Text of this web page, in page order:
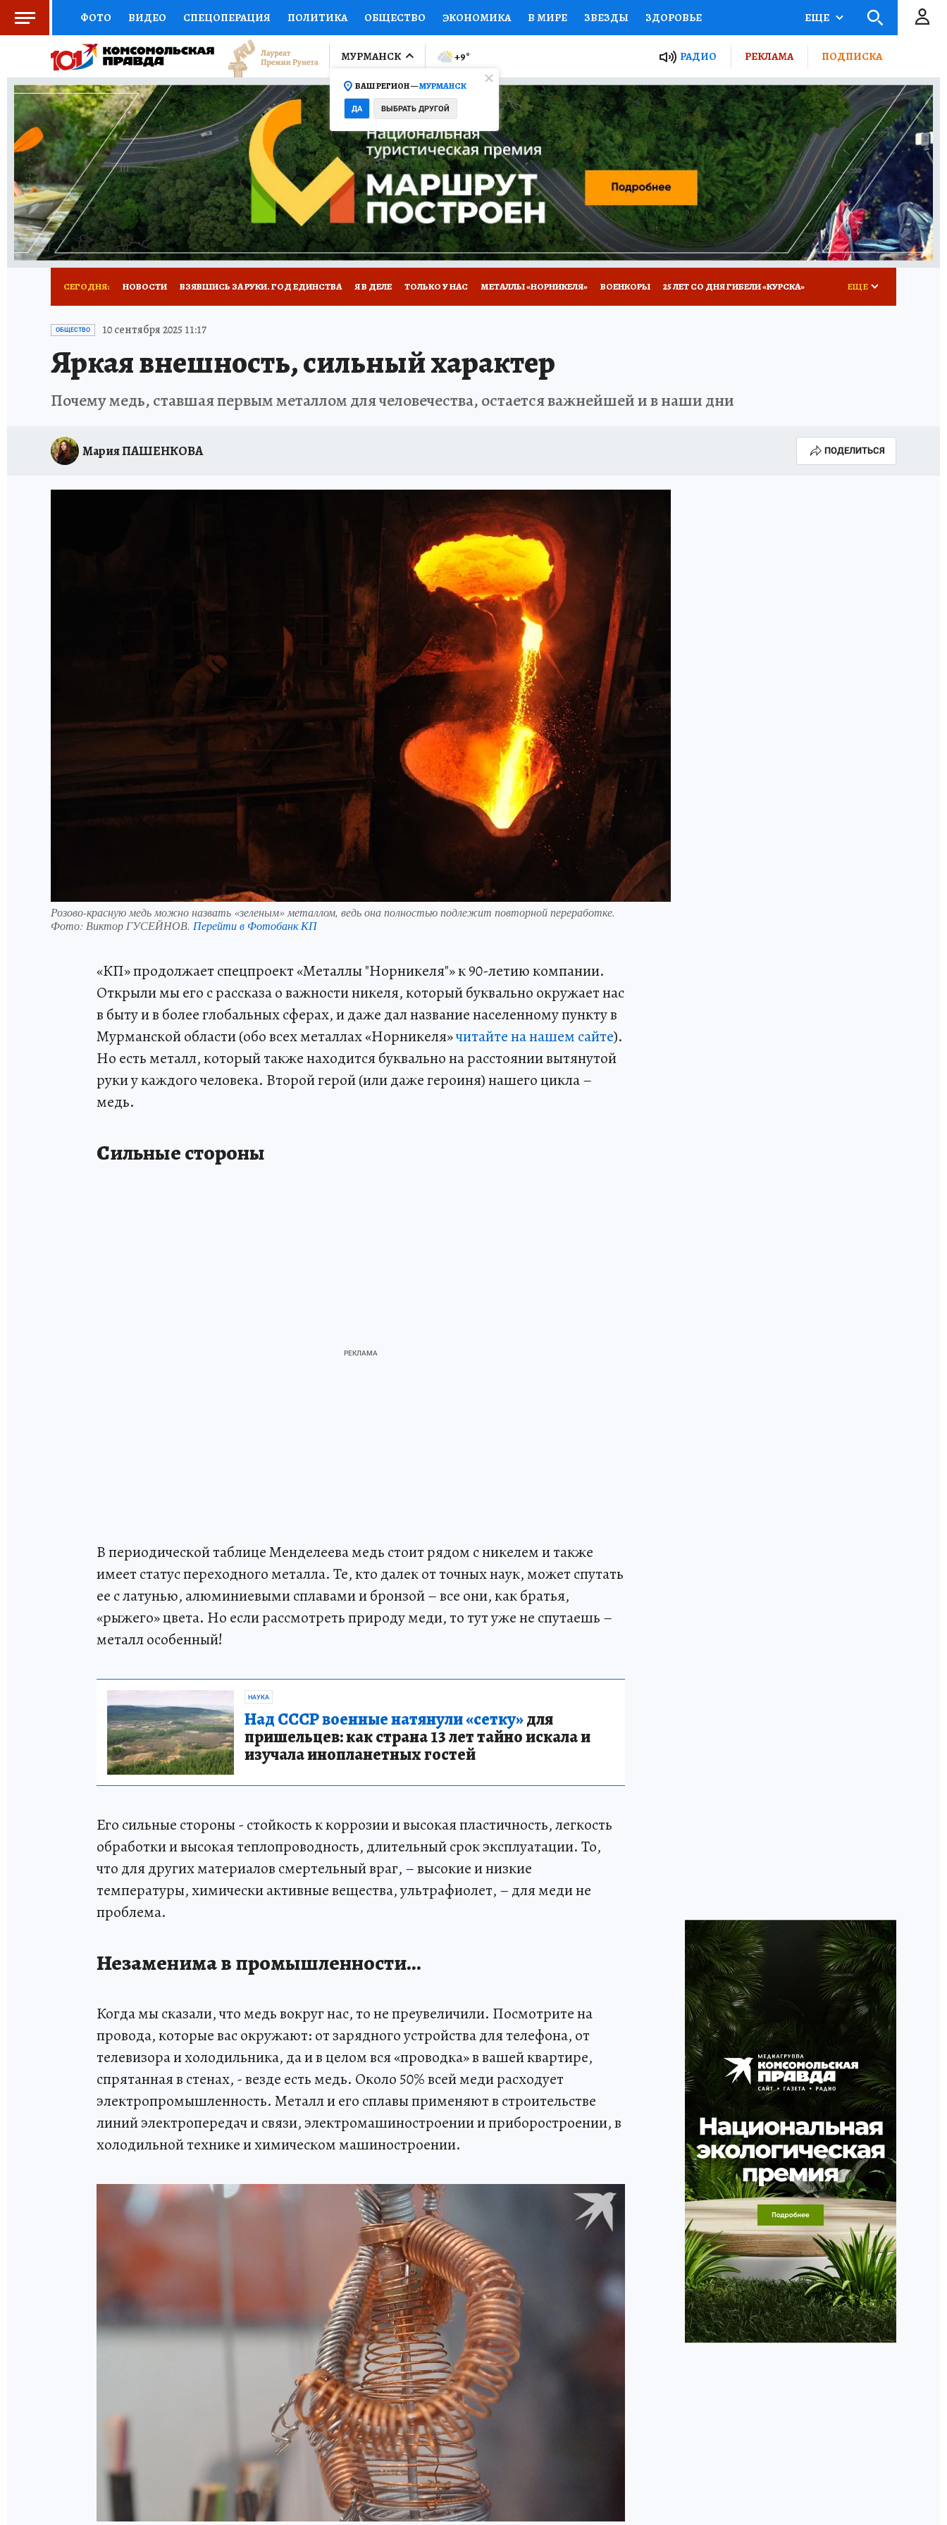
ФОТО ВИДЕО СПЕЦОПЕРАЦИЯ ПОЛИТИКА ОБЩЕСТВО ЭКОНОМИКА В МИРЕ ЗВЕЗДЫ ЗДОРОВЬЕ
СОЦПОДДЕРЖКА НАУКА СПОРТ КОЛУМНИСТЫ ПРОИСШЕСТВИЯ НАЦИОНАЛЬНЫЕ ПРОЕКТЫ РОССИИ
ВЫБОР ЭКСПЕРТОВ ДОКТОР ФИНАНСЫ ОТКРЫВАЕМ МИР Я ЗНАЮ СЕМЬЯ ЖЕНСКИЕ СЕКРЕТЫ ПУТЕВОДИТЕЛЬ
КНИЖНАЯ ПОЛКА ПРОГНОЗЫ НА СПОРТ ПРОМОКОДЫ СЕРИАЛЫ СПЕЦПРОЕКТЫ ДЕФИЦИТ ЖЕЛЕЗА ТУРИЗМ
ПРЕСС-ЦЕНТР НЕДВИЖИМОСТЬ ТЕЛЕВИЗОР КОЛЛЕКЦИИ КОНКУРСЫ РАБОТА У НАС ГИД ПОТРЕБИТЕЛЯ ВСЕ О КП
РАДИО КП РЕКЛАМА ТЕСТЫ НОВОЕ НА САЙТЕ
ЕЩЕ
МУРМАНСК
ВАШ РЕГИОН —МУРМАНСК
ДА ВЫБРАТЬ ДРУГОЙ
+9° РАДИО РЕКЛАМА ПОДПИСКА
СЕГОДНЯ: НОВОСТИ ВЗЯВШИСЬ ЗА РУКИ. ГОД ЕДИНСТВА Я В ДЕЛЕ ТОЛЬКО У НАС МЕТАЛЛЫ «НОРНИКЕЛЯ» ВОЕНКОРЫ 25 ЛЕТ СО ДНЯ ГИБЕЛИ «КУРСКА»
УКРАИНА: СВОДКА
ЗАПОВЕДНАЯ РОССИЯ ПРОИСШЕСТВИЯ АФИША ШКОЛА ЖУРНАЛИСТИКИ ИСПЫТАНО НА СЕБЕ
ЕЩЕ
ОБЩЕСТВО 10 сентября 2025 11:17
Яркая внешность, сильный характер
Почему медь, ставшая первым металлом для человечества, остается важнейшей и в наши дни
Мария ПАШЕНКОВА ПОДЕЛИТЬСЯ
Розово-красную медь можно назвать «зеленым» металлом, ведь она полностью подлежит повторной переработке.
Фото: Виктор ГУСЕЙНОВ. Перейти в Фотобанк КП
«КП» продолжает спецпроект «Металлы "Норникеля"» к 90-летию компании.
Открыли мы его с рассказа о важности никеля, который буквально окружает нас
в быту и в более глобальных сферах, и даже дал название населенному пункту в
Мурманской области (обо всех металлах «Норникеля»читайте на нашем сайте).
Но есть металл, который также находится буквально на расстоянии вытянутой
руки у каждого человека. Второй герой (или даже героиня) нашего цикла –
медь.
Сильные стороны
В периодической таблице Менделеева медь стоит рядом с никелем и также
имеет статус переходного металла. Те, кто далек от точных наук, может спутать
ее с латунью, алюминиевыми сплавами и бронзой – все они, как братья,
«рыжего» цвета. Но если рассмотреть природу меди, то тут уже не спутаешь –
металл особенный!
НАУКА
Над СССР военные натянули «сетку»для
пришельцев: как страна 13 лет тайно искала и
изучала инопланетных гостей
Его сильные стороны - стойкость к коррозии и высокая пластичность, легкость
обработки и высокая теплопроводность, длительный срок эксплуатации. То,
что для других материалов смертельный враг, – высокие и низкие
температуры, химически активные вещества, ультрафиолет, – для меди не
проблема.
Незаменима в промышленности…
Когда мы сказали, что медь вокруг нас, то не преувеличили. Посмотрите на
провода, которые вас окружают: от зарядного устройства для телефона, от
телевизора и холодильника, да и в целом вся «проводка» в вашей квартире,
спрятанная в стенах, - везде есть медь. Около 50% всей меди расходует
электропромышленность. Металл и его сплавы применяют в строительстве
линий электропередач и связи, электромашиностроении и приборостроении, в
холодильной технике и химическом машиностроении.